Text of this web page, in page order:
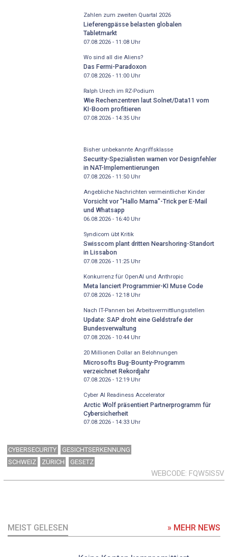
Zahlen zum zweiten Quartal 2026
Lieferengpässe belasten globalen
Tabletmarkt
07.08.2026 - 11:08Uhr
Wo sind all die Aliens?
Das Fermi-Paradoxon
07.08.2026 - 11:00Uhr
Ralph Urech im RZ-Podium
Wie Rechenzentren laut Solnet/Data11 vom
KI-Boom profitieren
07.08.2026 - 14:35Uhr
Bisher unbekannte Angriffsklasse
Security-Spezialisten warnen vor Designfehler
in NAT-Implementierungen
07.08.2026 - 11:50Uhr
Angebliche Nachrichten vermeintlicher Kinder
Vorsicht vor "Hallo Mama"-Trick per E-Mail
und Whatsapp
06.08.2026 - 16:40Uhr
Syndicom übt Kritik
Swisscom plant dritten Nearshoring-Standort
in Lissabon
07.08.2026 - 11:25Uhr
Konkurrenz für OpenAI und Anthropic
Meta lanciert Programmier-KI Muse Code
07.08.2026 - 12:18Uhr
Nach IT-Pannen bei Arbeitsvermittlungsstellen
Update: SAP droht eine Geldstrafe der
Bundesverwaltung
07.08.2026 - 10:44Uhr
20 Millionen Dollar an Belohnungen
Microsofts Bug-Bounty-Programm
verzeichnet Rekordjahr
07.08.2026 - 12:19Uhr
Cyber AI Readiness Accelerator
Arctic Wolf präsentiert Partnerprogramm für
Cybersicherheit
07.08.2026 - 14:33Uhr
CYBERSECURITY
GESICHTSERKENNUNG
SCHWEIZ
ZÜRICH GESETZ
WEBCODE FQW5IS5V
MEIST GELESEN » MEHR NEWS